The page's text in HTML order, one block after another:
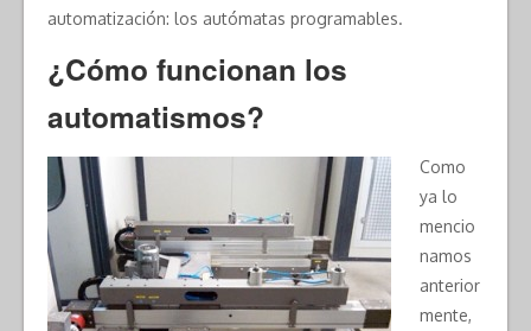
automatización: los autómatas programables.
¿Cómo funcionan los
automatismos?
Como
ya lo
mencio
namos
anterior
mente,